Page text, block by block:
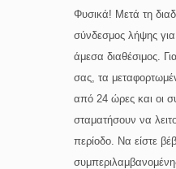
Φυσικά! Μετά τη
σύνδεσμος λήψης
άμεσα διαθέσιμος.
σας, τα
από 24 ώρες και οι
σταματήσουν να
περίοδο. Να είστε